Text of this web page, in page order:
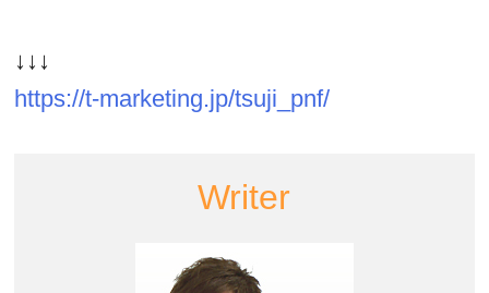
↓↓↓
https://t-marketing.jp/tsuji_pnf/
Writer